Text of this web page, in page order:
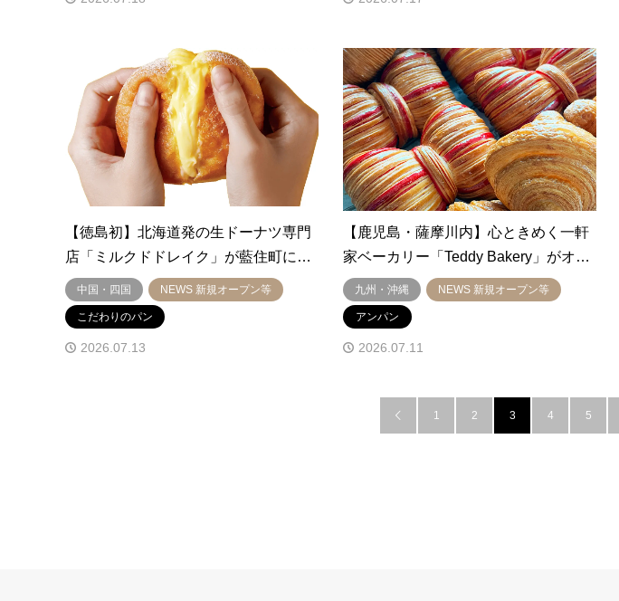
【徳島初】北海道発の生ドーナツ専門
店「ミルクドドレイク」が藍住町に…
中国・四国 NEWS 新規オープン等
こだわりのパン
2026.07.13
【鹿児島・薩摩川内】心ときめく一軒
家ベーカリー「Teddy Bakery」がオ…
九州・沖縄 NEWS 新規オープン等
アンパン
2026.07.11
 1 2 3 4 5